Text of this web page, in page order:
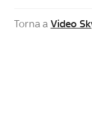
Torna a Video